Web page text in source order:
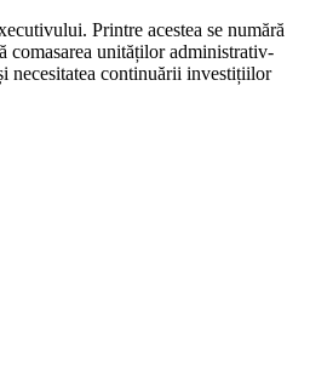
Printre acestea se numără
comasarea unităților administrativ-
necesitatea continuării investițiilor